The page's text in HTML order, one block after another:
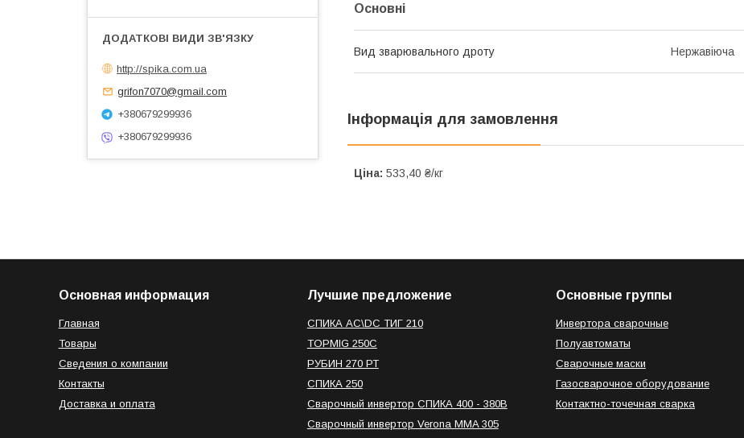
Основні
Вид зварювального дроту Нержавіюча
Інформація для замовлення
Ціна: 533,40 ₴/кг
http://spika.com.ua
grifon7070@gmail.com
+380679299936
+380679299936
Основная информация
Главная
Товары
Сведения о компании
Контакты
Доставка и оплата
Лучшие предложение
СПИКА AC\DC ТИГ 210
TOPMIG 250C
РУБИН 270 РТ
СПИКА 250
Сварочный инвертор СПИКА 400 - 380В
Сварочный инвертор Verona MMA 305
Основные группы
Инвертора сварочные
Полуавтоматы
Сварочные маски
Газосварочное оборудование
Контактно-точечная сварка